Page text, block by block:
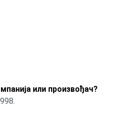
или произвођач?